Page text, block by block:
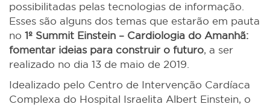
possibilitadas pelas tecnologias de informação.
Esses são alguns dos temas que estarão em pauta
no 1º Summit Einstein – Cardiologia do Amanhã:
fomentar ideias para construir o futuro, a ser
realizado no dia 13 de maio de 2019.
Idealizado pelo Centro de Intervenção Cardíaca
Complexa do Hospital Israelita Albert Einstein, o